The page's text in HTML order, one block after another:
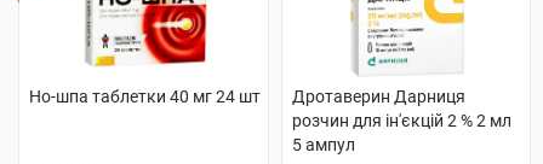
Но-шпа таблетки 40 мг 24 шт
Дротаверин Дарниця
розчин для ін'єкцій 2 % 2 мл
5 ампул